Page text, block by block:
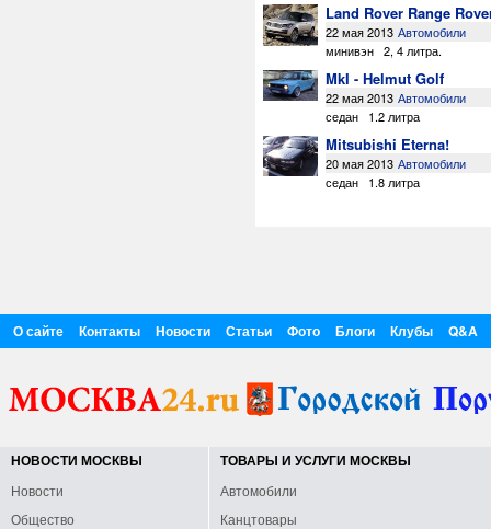
Land Rover Range
22 мая 2013 Автомобили
минивэн 2, 4 литра.
MkI - Helmut Golf
22 мая 2013 Автомобили
седан
1.2 литра
Mitsubishi Eterna!
20 мая 2013 Автомобили
седан
1.8 литра
О сайте Контакты Новости Статьи Фото Блоги Клубы Q&A
НОВОСТИ МОСКВЫ
Новости
Общество
ТОВАРЫ И УСЛУГИ МОСКВЫ
Автомобили
Канцтовары